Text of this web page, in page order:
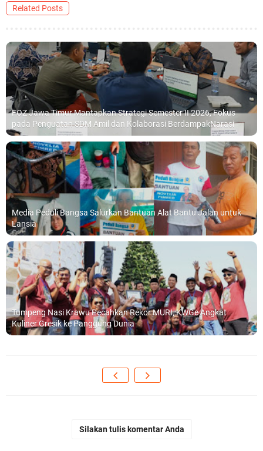
Related Posts
FOZ Jawa Timur Mantapkan Strategi Semester II 2026, Fokus
pada Penguatan SDM Amil dan Kolaborasi BerdampakNarasi
Media Peduli Bangsa Salurkan Bantuan Alat Bantu Jalan untuk
Lansia
Tumpeng Nasi Krawu Pecahkan Rekor MURI, KWGe Angkat
Kuliner Gresik ke Panggung Dunia
Silakan tulis komentar Anda